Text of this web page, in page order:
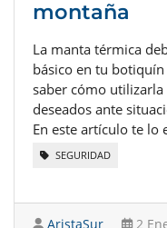
montaña
La manta térmica
básico en tu
saber cómo
deseados ante
En este artículo te lo
SEGURIDAD
AristaSur 2